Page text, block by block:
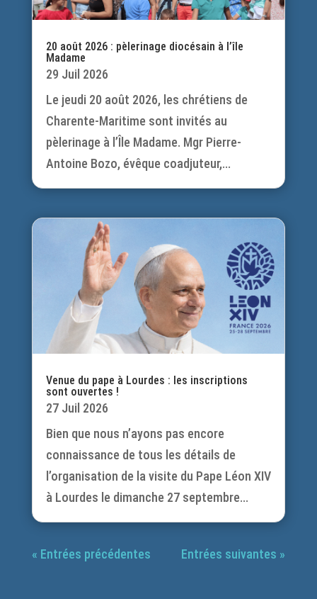
20 août 2026 : pèlerinage diocésain à l’île
Madame
29 Juil 2026
Le jeudi 20 août 2026, les chrétiens de
Charente-Maritime sont invités au
pèlerinage à l’Île Madame. Mgr Pierre-
Antoine Bozo, évêque coadjuteur,...
Venue du pape à Lourdes : les inscriptions
sont ouvertes !
27 Juil 2026
Bien que nous n’ayons pas encore
connaissance de tous les détails de
l’organisation de la visite du Pape Léon XIV
à Lourdes le dimanche 27 septembre...
« Entrées précédentes Entrées suivantes »